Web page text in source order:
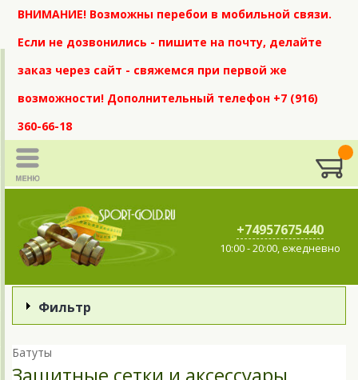
ВНИМАНИЕ! Возможны перебои в мобильной связи.
Если не дозвонились - пишите на почту, делайте
заказ через сайт - свяжемся при первой же
возможности! Дополнительный телефон +7 (916)
360-66-18
+74957675440
10:00 - 20:00, ежедневно
Фильтр
Батуты